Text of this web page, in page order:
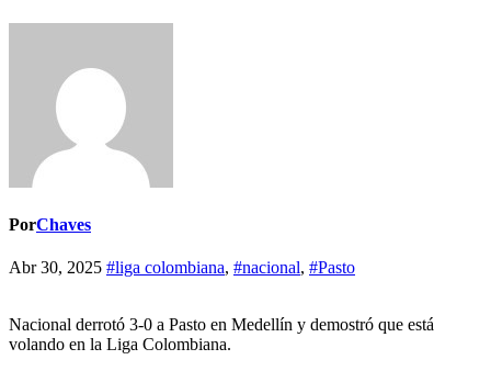
PorChaves
Abr 30, 2025 #liga colombiana, #nacional, #Pasto
Nacional derrotó 3-0 a Pasto en Medellín y demostró que está
volando en la Liga Colombiana.